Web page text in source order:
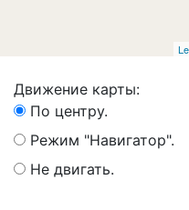
Движение карты:
По центру.
Режим "Навигатор".
Не двигать.